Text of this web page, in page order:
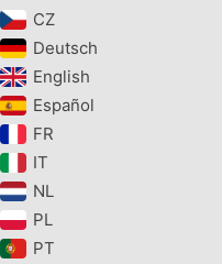
CZ‎
Deutsch‎
English‎
Español‎
FR‎
IT‎
NL‎
PL‎
PT‎